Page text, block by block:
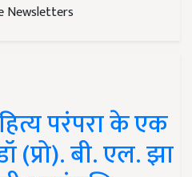
Newsletters
परंपरा के एक
बी. एल. झा